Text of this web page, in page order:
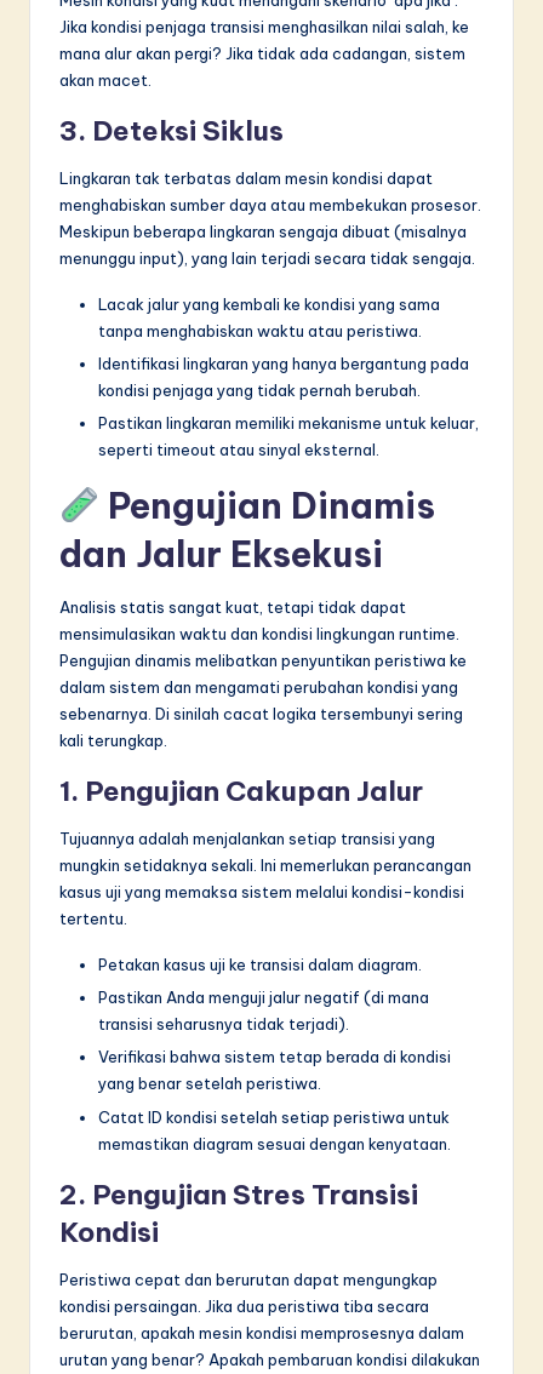
Jika kondisi penjaga transisi menghasilkan nilai salah, ke
mana alur akan pergi? Jika tidak ada cadangan, sistem
akan macet.
3. Deteksi Siklus
Lingkaran tak terbatas dalam mesin kondisi dapat
menghabiskan sumber daya atau membekukan prosesor.
Meskipun beberapa lingkaran sengaja dibuat (misalnya
menunggu input), yang lain terjadi secara tidak sengaja.
Lacak jalur yang kembali ke kondisi yang sama
tanpa menghabiskan waktu atau peristiwa.
Identifikasi lingkaran yang hanya bergantung pada
kondisi penjaga yang tidak pernah berubah.
Pastikan lingkaran memiliki mekanisme untuk keluar,
seperti timeout atau sinyal eksternal.
Pengujian Dinamis
dan Jalur Eksekusi
Analisis statis sangat kuat, tetapi tidak dapat
mensimulasikan waktu dan kondisi lingkungan runtime.
Pengujian dinamis melibatkan penyuntikan peristiwa ke
dalam sistem dan mengamati perubahan kondisi yang
sebenarnya. Di sinilah cacat logika tersembunyi sering
kali terungkap.
1. Pengujian Cakupan Jalur
Tujuannya adalah menjalankan setiap transisi yang
mungkin setidaknya sekali. Ini memerlukan perancangan
kasus uji yang memaksa sistem melalui kondisi-kondisi
tertentu.
Petakan kasus uji ke transisi dalam diagram.
Pastikan Anda menguji jalur negatif (di mana
transisi seharusnya tidak terjadi).
Verifikasi bahwa sistem tetap berada di kondisi
yang benar setelah peristiwa.
Catat ID kondisi setelah setiap peristiwa untuk
memastikan diagram sesuai dengan kenyataan.
2. Pengujian Stres Transisi
Kondisi
Peristiwa cepat dan berurutan dapat mengungkap
kondisi persaingan. Jika dua peristiwa tiba secara
berurutan, apakah mesin kondisi memprosesnya dalam
urutan yang benar? Apakah pembaruan kondisi dilakukan